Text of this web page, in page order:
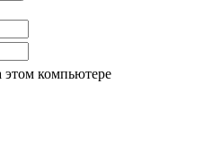
этом компьютере